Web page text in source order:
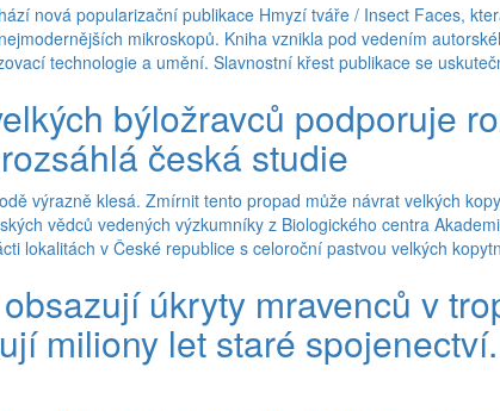
nová popularizační publikace Hmyzí tváře / Insect Faces,
mikroskopů. Kniha vznikla pod vedením
technologie a umění. Slavnostní křest publikace se
býložravců podporuje
česká studie
výrazně klesá. Zmírnit tento propad může návrat velkých
vědců vedených výzkumníky z Biologického centra
lokalitách v České republice s celoroční pastvou velkých
úkryty mravenců v
miliony let staré